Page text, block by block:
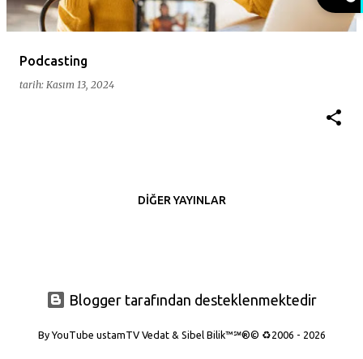
t
l
Podcasting
tarih: Kasım 13, 2024
DIĞER YAYINLAR
Blogger tarafından desteklenmektedir
By YouTube ustamTV Vedat & Sibel Bilik™℠®© ♻️2006 - 2026